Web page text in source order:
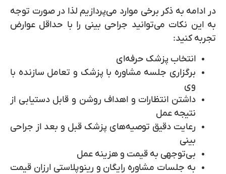
در ادامه به ذکر برخی موارد می‌پردازیم لذا در صورت توجه
به این نکات می‌توانید جراحی بینی را با حداقل عوارض
تجربه کنید:
انتخاب پزشک حرفه‌ای
برگزاری جلسه مشاوره با پزشک و تعامل سازنده با
وی
داشتن انتظارات و اهداف روشن و قابل دستیابی از
نتیجه عمل
رعایت دقیق توصیه‌های پزشک قبل و بعد از جراحی
بینی
بی‌توجهی به قیمت و هزینه عمل
به جلسات مشاوره رایگان و رینوپلاستی ارزان قیمت